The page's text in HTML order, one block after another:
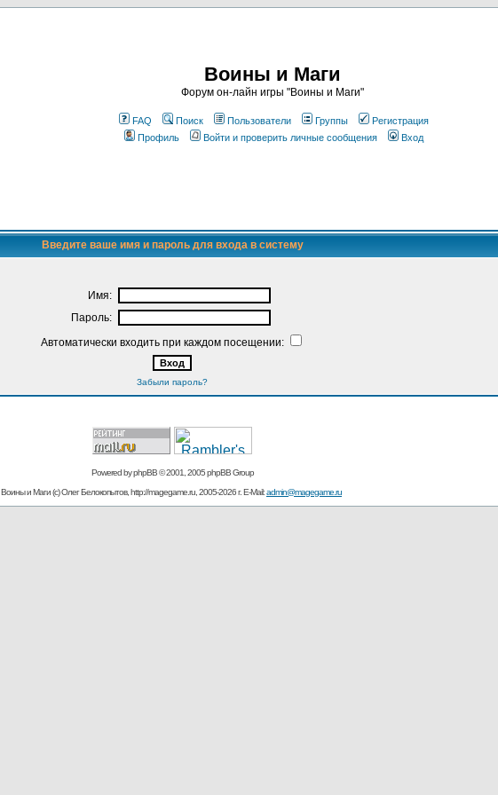
Воины и Маги
Форум он-лайн игры "Воины и Маги"
FAQ Поиск Пользователи Группы
Регистрация
Профиль
Войти и проверить личные сообщения Вход
Введите ваше имя и пароль для входа в систему
Имя:
Пароль:
Автоматически входить при каждом посещении:
Забыли пароль?
Powered byphpBB© 2001, 2005 phpBB Group
Воины и Маги (c) Олег Белокопытов, http://magegame.ru, 2005-2026 г. E-Mail:admin@magegame.ru